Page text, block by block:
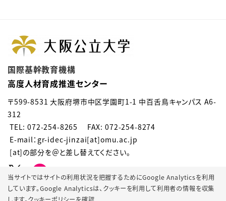
当サイトではサイトの利用状況を把握するためにGoogle Analyticsを利用
しています。Google Analyticsは、 クッキーを利用して利用者の情報を収集
国際基幹教育機構
高度人材育成推進センター
〒599-8531 大阪府堺市中区学園町1-1 中百舌鳥キャンパス A6-
312
TEL: 072-254-8265 FAX: 072-254-8274
E-mail：gr-idec-jinzai[at]omu.ac.jp
[at]の部分を＠と差し替えてください。